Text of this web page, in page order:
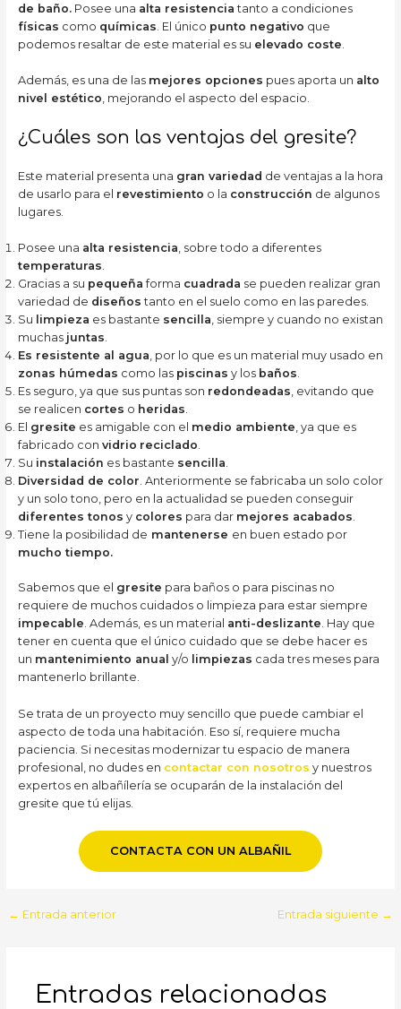
de baño.Posee una alta resistencia tanto a condiciones
físicas como químicas . El único punto negativo que
podemos resaltar de este material es su elevado coste
Además, es una de las mejores opciones pues aporta un alto
nivel estético, mejorando el aspecto del espacio.
¿Cuáles son las ventajas del gresite?
Este material presenta una gran variedad de ventajas a la hora
de usarlo para el revestimiento o la construcción de algunos
lugares.
Posee una alta resistencia, sobre todo a diferentes
temperaturas.
Gracias a su pequeña forma cuadrada se pueden realizar gran
variedad de diseños tanto en el suelo como en las paredes.
Su limpieza es bastante sencilla, siempre y cuando no existan
muchas juntas.
Es resistente al agua, por lo que es un material muy usado en
zonas húmedas como las piscinas y los baños.
Es seguro, ya que sus puntas son redondeadas, evitando que
se realicen cortes o heridas.
El gresite es amigable con el medio ambiente, ya que es
fabricado con vidrio reciclado.
Su instalación es bastante sencilla.
Diversidad de color. Anteriormente se fabricaba un solo color
y un solo tono, pero en la actualidad se pueden conseguir
diferentes tonos y colores para dar mejores acabados.
Tiene la posibilidad de mantenerse en buen estado por
mucho tiempo.
Sabemos que el gresite para baños o para piscinas no
requiere de muchos cuidados o limpieza para estar siempre
impecable. Además, es un material anti-deslizante. Hay que
tener en cuenta que el único cuidado que se debe hacer es
un mantenimiento anual y/o limpiezas cada tres meses para
mantenerlo brillante.
Se trata de un proyecto muy sencillo que puede cambiar el
aspecto de toda una habitación. Eso sí, requiere mucha
paciencia. Si necesitas modernizar tu espacio de manera
profesional, no dudes en contactar con nosotros y nuestros
expertos en albañílería se ocuparán de la instalación del
gresite que tú elijas.
CONTACTA CON UN ALBAÑIL
Navegación
← Entrada anterior Entrada siguiente →
Entradas relacionadas